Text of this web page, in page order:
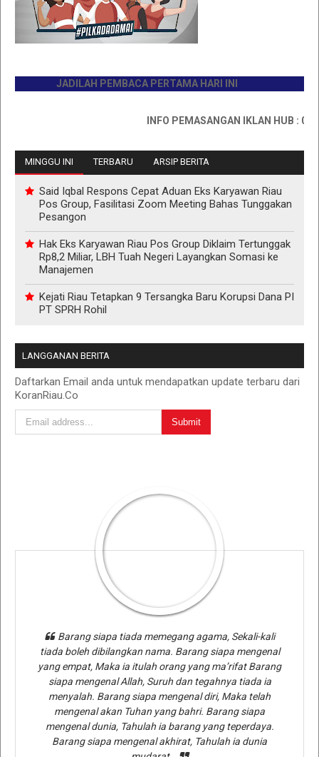
JADILAH PEMBACA PERTAMA HARI INI
INFO PEMASANGAN IKLAN HUB :
MINGGU INI TERBARU ARSIP BERITA
Said Iqbal Respons Cepat Aduan Eks Karyawan Riau
Pos Group, Fasilitasi Zoom Meeting Bahas Tunggakan
Pesangon
Hak Eks Karyawan Riau Pos Group Diklaim Tertunggak
Rp8,2 Miliar, LBH Tuah Negeri Layangkan Somasi ke
Manajemen
Kejati Riau Tetapkan 9 Tersangka Baru Korupsi Dana PI
PT SPRH Rohil
LANGGANAN BERITA
Daftarkan Email anda untuk mendapatkan update terbaru dari
KoranRiau.Co
Barang siapa tiada memegang agama, Sekali-kali
tiada boleh dibilangkan nama. Barang siapa mengenal
yang empat, Maka ia itulah orang yang ma’rifat Barang
siapa mengenal Allah, Suruh dan tegahnya tiada ia
menyalah. Barang siapa mengenal diri, Maka telah
mengenal akan Tuhan yang bahri. Barang siapa
mengenal dunia, Tahulah ia barang yang teperdaya.
Barang siapa mengenal akhirat, Tahulah ia dunia